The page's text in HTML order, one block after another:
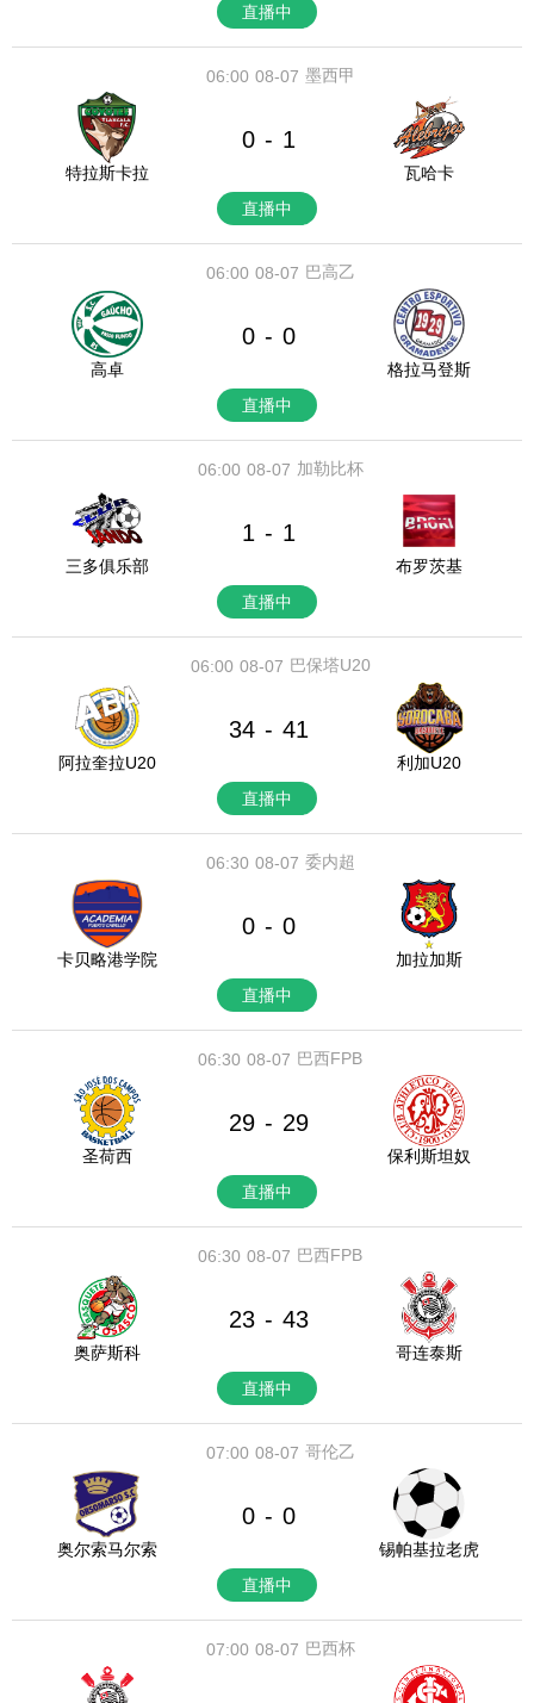
直播中
08-07
06:00 墨西甲
特拉斯卡拉
0 - 1
瓦哈卡
直播中
08-07
06:00 巴高乙
高卓
0 - 0
格拉马登斯
直播中
08-07
06:00 加勒比杯
三多俱乐部
1 - 1
布罗茨基
直播中
08-07
06:00 巴保塔U20
阿拉奎拉U20
34 - 41
利加U20
直播中
08-07
06:30 委内超
卡贝略港学院
0 - 0
加拉加斯
直播中
08-07
06:30 巴西FPB
圣荷西
29 - 29
保利斯坦奴
直播中
08-07
06:30 巴西FPB
奥萨斯科
23 - 43
哥连泰斯
直播中
08-07
07:00 哥伦乙
奥尔索马尔索
0 - 0
锡帕基拉老虎
直播中
08-07
07:00 巴西杯